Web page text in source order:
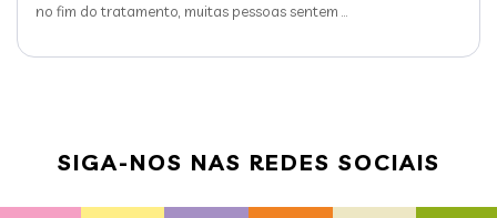
no fim do tratamento, muitas pessoas sentem
SIGA-NOS NAS REDES SOCIAIS